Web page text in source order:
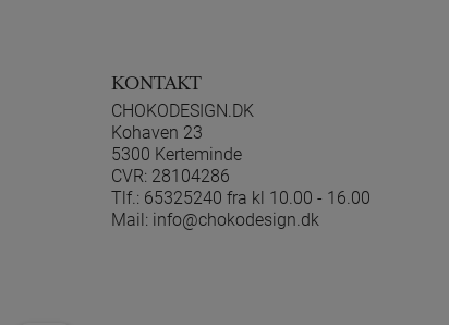
KONTAKT
CHOKODESIGN.DK
Kohaven 23
5300 Kerteminde
CVR: 28104286
Tlf.: 65325240 fra kl 10.00 - 16.00
Mail: info@chokodesign.dk